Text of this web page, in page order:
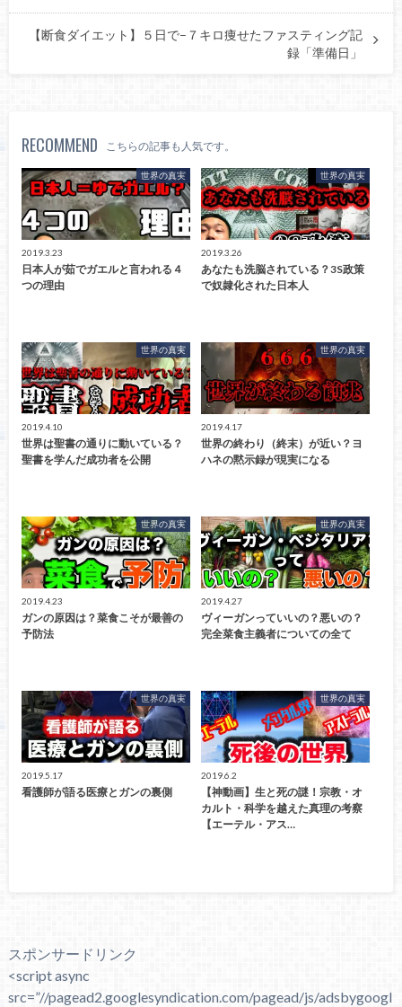
【断食ダイエット】５日で−７キロ痩せたファスティング記
録「準備日」
RECOMMEND こちらの記事も人気です。
世界の真実
2019.3.23
日本人が茹でガエルと言われる４
つの理由
世界の真実
2019.3.26
あなたも洗脳されている？3S政策
で奴隷化された日本人
世界の真実
2019.4.10
世界は聖書の通りに動いている？
聖書を学んだ成功者を公開
世界の真実
2019.4.17
世界の終わり（終末）が近い？ヨ
ハネの黙示録が現実になる
世界の真実
2019.4.23
ガンの原因は？菜食こそが最善の
予防法
世界の真実
2019.4.27
ヴィーガンっていいの？悪いの？
完全菜食主義者についての全て
世界の真実
2019.5.17
看護師が語る医療とガンの裏側
世界の真実
2019.6.2
【神動画】生と死の謎！宗教・オ
カルト・科学を越えた真理の考察
【エーテル・アス…
スポンサードリンク
<script async
src=”//pagead2.googlesyndication.com/pagead/js/adsbygoogl